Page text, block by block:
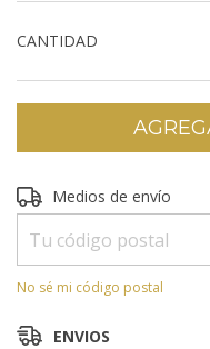
CANTIDAD
Entregas para el CP:
Medios de envío
No sé mi código postal
ENVIOS